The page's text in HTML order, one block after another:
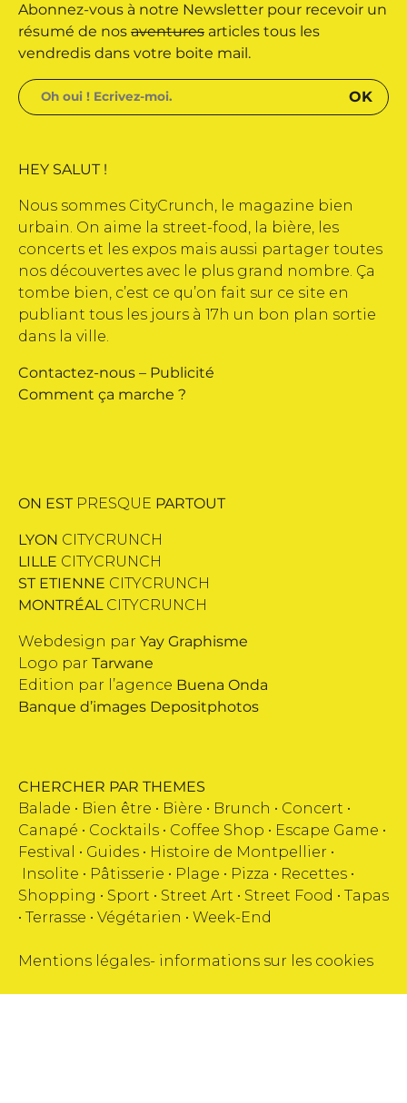
par Buena Onda Web •
Abonnez-vous à notre Newsletter pour recevoir un
résumé de nos aventures articles tous les
vendredis dans votre boite mail.
HEY SALUT !
Nous sommes CityCrunch, le magazine bien
urbain. On aime la street-food, la bière, les
concerts et les expos mais aussi partager toutes
nos découvertes avec le plus grand nombre. Ça
tombe bien, c’est ce qu’on fait sur ce site en
publiant tous les jours à 17h un bon plan sortie
dans la ville.
Contactez-nous – Publicité
Comment ça marche ?
ON EST PRESQUE PARTOUT
LYON CITYCRUNCH
LILLE CITYCRUNCH
ST ETIENNE CITYCRUNCH
MONTRÉALCITYCRUNCH
Webdesign par Yay Graphisme
Logo par Tarwane
Edition par l’agence Buena Onda
Banque d’images Depositphotos
CHERCHER PAR THEMES
Balade • Bien être • Bière • Brunch • Concert •
Canapé • Cocktails • Coffee Shop • Escape Game •
Festival
• Guides • Histoire de Montpellier •
Insolite • Pâtisserie • Plage • Pizza • Recettes •
Shopping • Sport • Street Art • Street Food • Tapas
• Terrasse • Végétarien • Week-End
Mentions légales- informations sur les cookies